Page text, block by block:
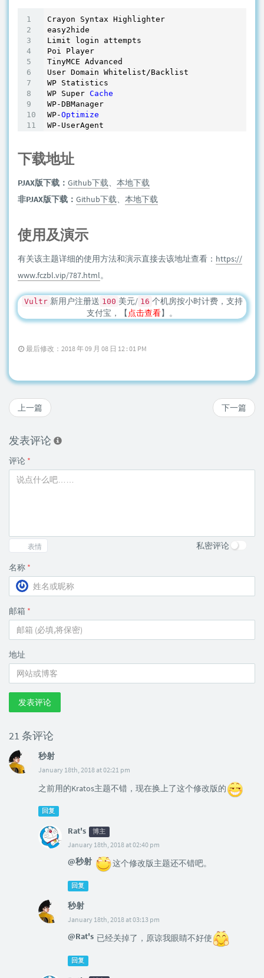
Crayon Syntax Highlighter
easy2hide
Limit login attempts
Poi Player
TinyMCE Advanced
User Domain Whitelist/Backlist
WP Statistics
WP Super Cache
WP-DBManager
WP-Optimize
下载地址
PJAX版下载： Github下载、 本地下载
非PJAX版下载： Github下载、 本地下载
使用及演示
有关该主题详细的使用方法和演示直接去该地址查看： https://
www.fczbl.vip/787.html。
Vultr 新用户注册送 100 美元/ 16 个机房按小时计费，支持
支付宝，【点击查看】。
最后修改：2018 年 09 月 08 日 12 : 01 PM
下一篇
上一篇
发表评论
评论 *
表情 私密评论
名称 *
邮箱 *
地址
发表评论
21 条评论
秒射
January 18th, 2018 at 02:21 pm
之前用的Kratos主题不错，现在换上了这个修改版的
回复
Rat's 博主
January 18th, 2018 at 02:40 pm
@秒射 这个修改版主题还不错吧。
回复
秒射
January 18th, 2018 at 03:13 pm
@Rat's 已经关掉了，原谅我眼睛不好使
回复